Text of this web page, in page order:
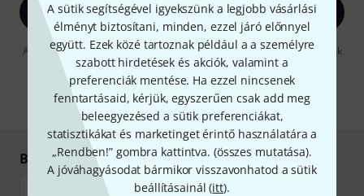
A sütik segítségével igyekszünk a legjobb vásárlási
élményt biztosítani, minden, ezzel járó előnnyel
együtt. Ezek közé tartoznak például a a személyre
szabott hirdetések és akciók, valamint a
preferenciák mentése. Ha ezzel nincsenek
fenntartásaid, kérjük, egyszerűen csak add meg
beleegyezésed a sütik preferenciákat,
statisztikákat és marketinget érintő használatára a
„Rendben!” gombra kattintva. (összes mutatása).
A jóváhagyásodat bármikor visszavonhatod a sütik
beállításainál (itt).
Bejelentkezés
A "Bejelentkezés" gombra kattintva elfogadja, hogy e-mailben küldjünk
önnek hirdetéseket. Bármikor leiratkozhat erről. A hírlevélről további
információkat azdata protection guideline-ben talál.
* Kitöltés kötelező
Biztonságos vásárlás és fizetés